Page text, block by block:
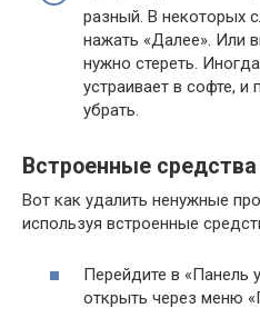
разный. В некоторых
нажать «Далее». Или
нужно стереть.
устраивает в софте,
убрать.
Встроенные
Вот как удалить ненужные
используя встроенные
Перейдите в «Панель
открыть через меню